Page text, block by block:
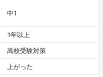
中1
1年以上
高校受験対策
上がった